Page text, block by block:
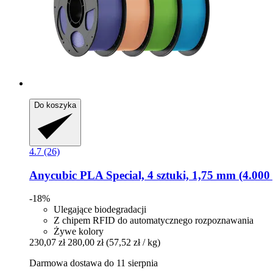
Do koszyka
4.7 (26)
Anycubic PLA Special, 4 sztuki, 1,75 mm (4.000
-18%
Ulegające biodegradacji
Z chipem RFID do automatycznego rozpoznawania
Żywe kolory
230,07 zł 280,00 zł (57,52 zł / kg)
Darmowa dostawa do 11 sierpnia